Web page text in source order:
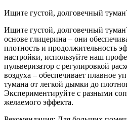
Ищите густой, долговечный
Ищите густой, долговечный
основе глицерина – они
плотность и продолжительность
настройки, используйте наш
пульверизатор с регулировкой
воздуха – обеспечивает плавное
тумана от легкой дымки до
Экспериментируйте с разными
желаемого эффекта.